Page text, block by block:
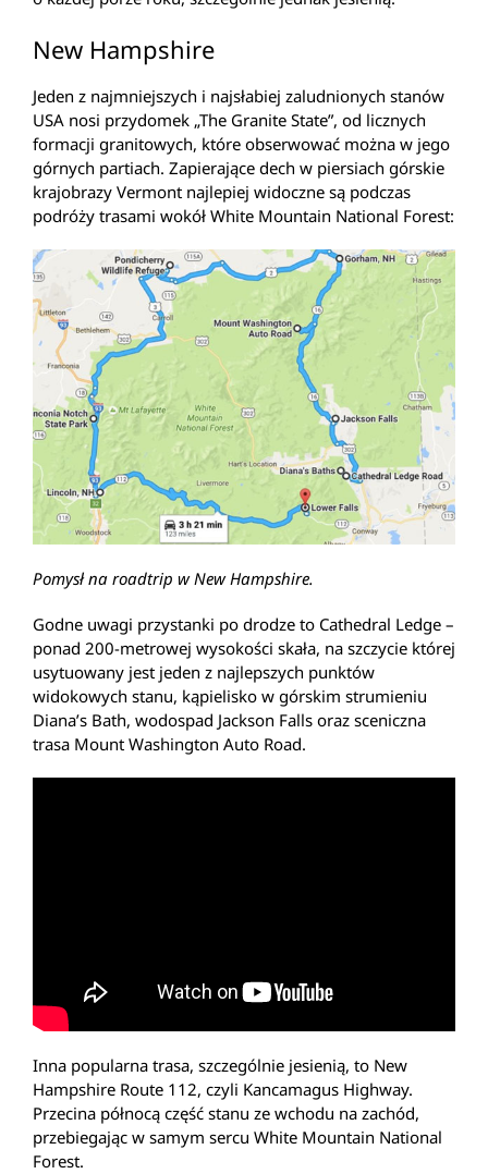
New Hampshire
Jeden z najmniejszych i najsłabiej zaludnionych stanów
USA nosi przydomek „The Granite State”, od licznych
formacji granitowych, które obserwować można w jego
górnych partiach. Zapierające dech w piersiach górskie
krajobrazy Vermont najlepiej widoczne są podczas
podróży trasami wokół White Mountain National Forest:
Pomysł na roadtrip w New Hampshire.
Godne uwagi przystanki po drodze to Cathedral Ledge –
ponad 200-metrowej wysokości skała, na szczycie której
usytuowany jest jeden z najlepszych punktów
widokowych stanu, kąpielisko w górskim strumieniu
Diana’s Bath, wodospad Jackson Falls oraz sceniczna
trasa Mount Washington Auto Road.
Inna popularna trasa, szczególnie jesienią, to New
Hampshire Route 112, czyli Kancamagus Highway.
Przecina północą część stanu ze wchodu na zachód,
przebiegając w samym sercu White Mountain National
Forest.